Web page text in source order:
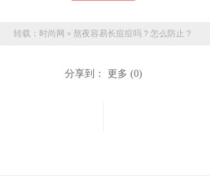
转载： 时尚网 » 熬夜容易长痘痘吗？怎么防止？
分享到： 更多 (0)